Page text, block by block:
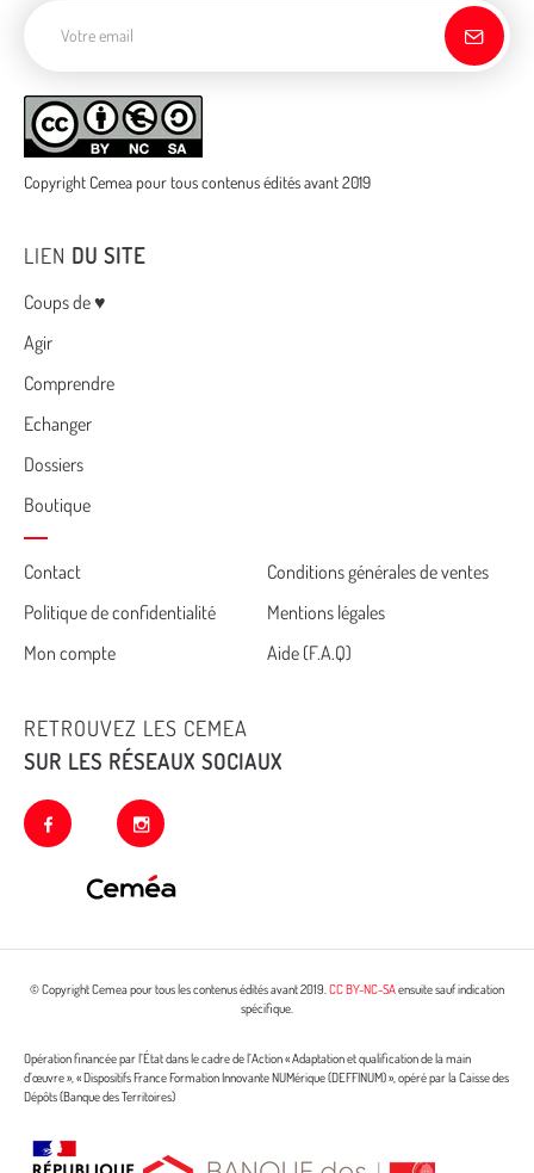
Copyright Cemea pour tous contenus édités avant 2019
LIEN DU SITE
Menu
Coups de ♥
Agir
Comprendre
Echanger
Dossiers
Boutique
Cemea
footer
Contact
Conditions générales de ventes
Politique de confidentialité
Mentions légales
Mon compte
Aide (F.A.Q)
RETROUVEZ LES CEMEA
SUR LES RÉSEAUX SOCIAUX
facebook instagram
© Copyright Cemea pour tous les contenus édités avant 2019. CC BY-NC-SAensuite sauf indication
spécifique.
Opération financée par l’État dans le cadre de l’Action « Adaptation et qualification de la main
d’œuvre », « Dispositifs France Formation Innovante NUMérique (DEFFINUM) », opéré par la Caisse des
Dépôts (Banque des Territoires)